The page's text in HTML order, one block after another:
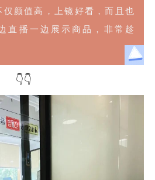
颜值高，上镜好看，而且也
直播一边展示商品，非常趁
👇👇